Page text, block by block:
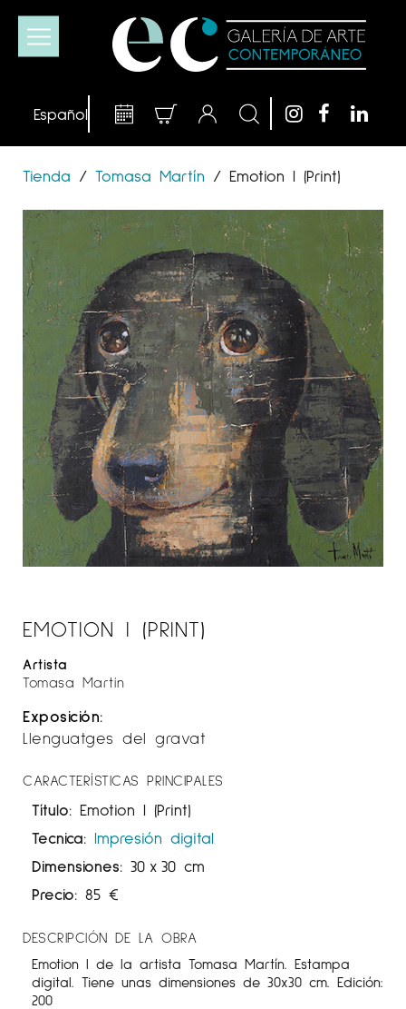
Tienda / Tomasa Martín / Emotion I (Print)
EMOTION I (PRINT)
Artista
Tomasa Martín
Exposición:
Llenguatges del gravat
CARACTERÍSTICAS PRINCIPALES
Título: Emotion I (Print)
Tecnica: Impresión digital
Dimensiones: 30 x 30 cm
Precio: 85 €
DESCRIPCIÓN DE LA OBRA
Emotion I de la artista Tomasa Martín. Estampa
digital. Tiene unas dimensiones de 30x30 cm. Edición:
200